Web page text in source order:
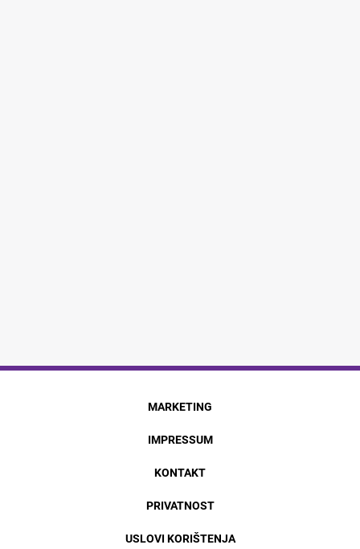
MARKETING
IMPRESSUM
KONTAKT
PRIVATNOST
USLOVI KORIŠTENJA